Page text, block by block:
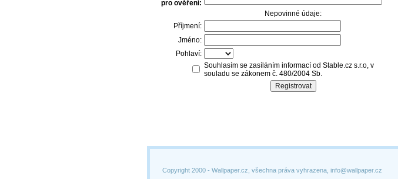
Copyright 2000 - Wallpaper.cz, všechna práva vyhrazena, info@wallpaper.cz